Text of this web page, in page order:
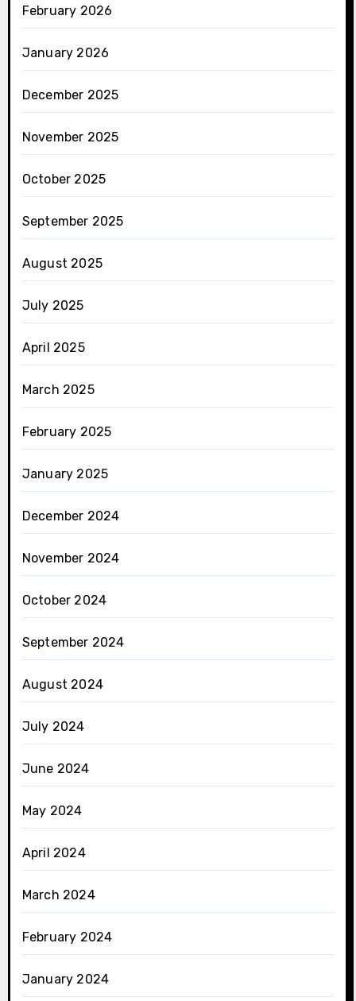
February 2026
January 2026
December 2025
November 2025
October 2025
September 2025
August 2025
July 2025
April 2025
March 2025
February 2025
January 2025
December 2024
November 2024
October 2024
September 2024
August 2024
July 2024
June 2024
May 2024
April 2024
March 2024
February 2024
January 2024